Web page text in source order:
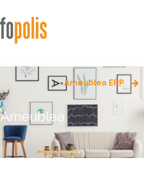
Ameublea ERP
Ameublea